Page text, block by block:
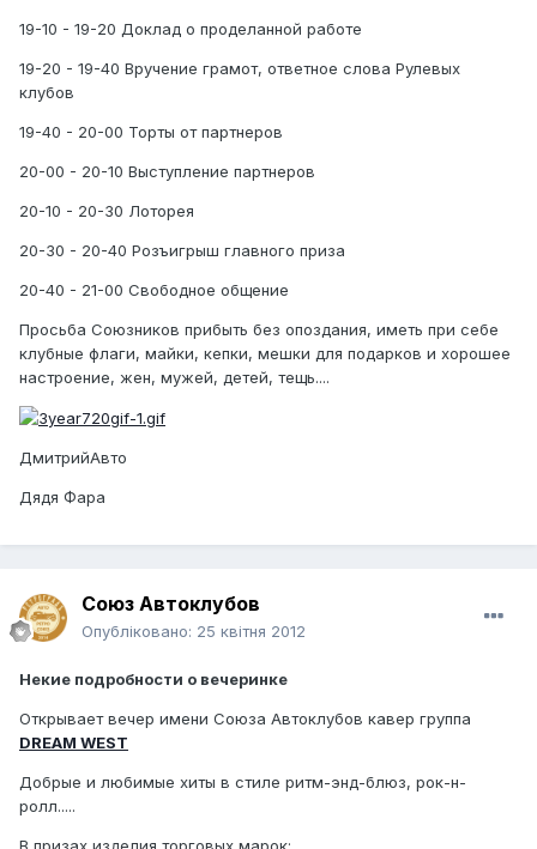
19-10 - 19-20 Доклад о проделанной работе
19-20 - 19-40 Вручение грамот, ответное слова Рулевых
клубов
19-40 - 20-00 Торты от партнеров
20-00 - 20-10 Выступление партнеров
20-10 - 20-30 Лоторея
20-30 - 20-40 Розъигрыш главного приза
20-40 - 21-00 Свободное общение
Просьба Союзников прибыть без опоздания, иметь при себе
клубные флаги, майки, кепки, мешки для подарков и хорошее
настроение, жен, мужей, детей, тещь....
ДмитрийАвто
Дядя Фара
Союз Автоклубов
Опубліковано: 25 квітня 2012
Некие подробности о вечеринке
Открывает вечер имени Союза Автоклубов кавер группа
DREAM WEST
Добрые и любимые хиты в стиле ритм-энд-блюз, рок-н-
ролл.....